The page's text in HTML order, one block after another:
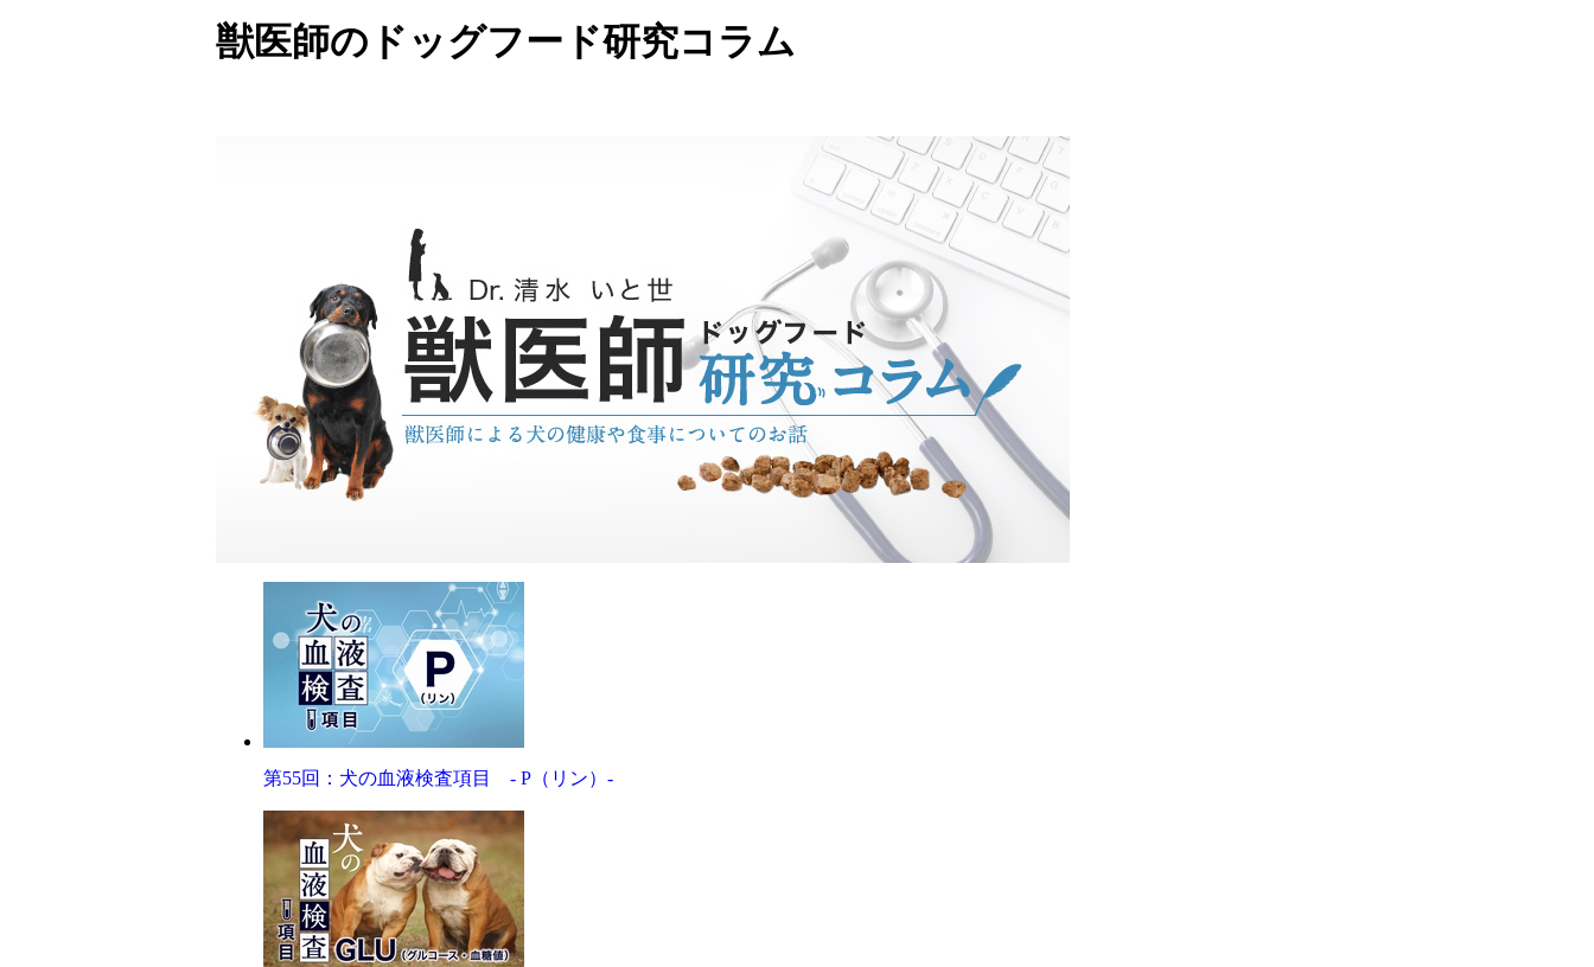
獣医師のドッグフード研究コラム
第55回：犬の血液検査項目 - P（リン）-